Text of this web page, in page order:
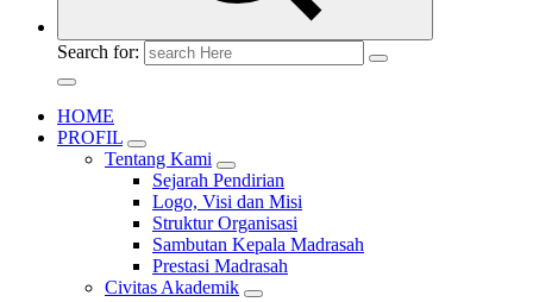
Search for:
HOME
PROFIL
Tentang Kami
Sejarah Pendirian
Logo, Visi dan Misi
Struktur Organisasi
Sambutan Kepala Madrasah
Prestasi Madrasah
Civitas Akademik